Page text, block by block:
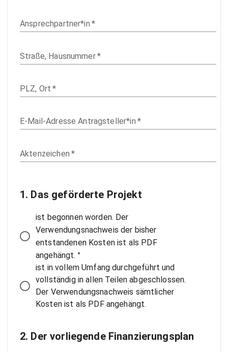
Ansprechpartner*in *
Straße, Hausnummer*
PLZ, Ort *
E-Mail-Adresse Antragsteller*in *
Aktenzeichen *
1. Das geförderte Projekt
ist begonnen worden. Der
Verwendungsnachweis der bisher
entstandenen Kosten ist als PDF
angehängt. *
ist in vollem Umfang durchgeführt und
vollständig in allen Teilen abgeschlossen.
Der Verwendungsnachweis sämtlicher
Kosten ist als PDF angehängt.
2. Der vorliegende Finanzierungsplan